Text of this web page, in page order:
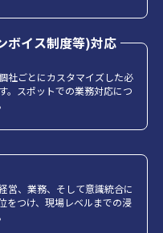
ボイス制度等)対応
社ごとにカスタマイズした必
。スポットでの業務対応につ
営、業務、そして意識統合に
をつけ、現場レベルまでの浸